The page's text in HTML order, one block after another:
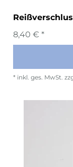
8,40 € *
* inkl. ges. MwSt.